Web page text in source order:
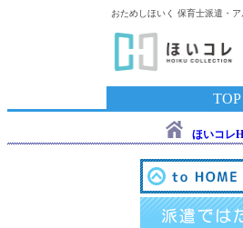
おためしほいく 保育士派遣・
TOP
ほいコレ